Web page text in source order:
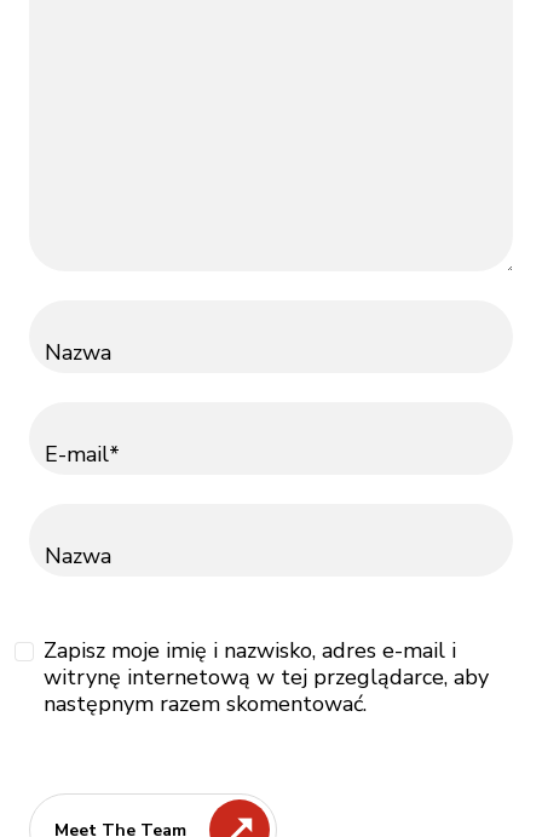
Nazwa
E-mail*
Nazwa
Zapisz moje imię i nazwisko, adres e-mail i
witrynę internetową w tej przeglądarce, aby
następnym razem skomentować.
Meet The Team